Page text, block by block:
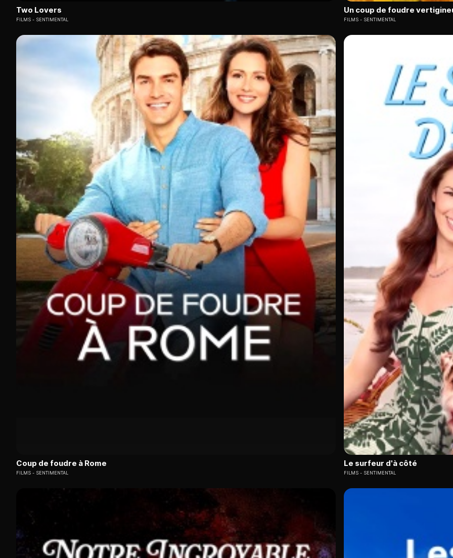
Two Lovers
FILMS SENTIMENTAL
Un coup de foudre
FILMS SENTIMENTAL
Coup de foudre à Rome
FILMS SENTIMENTAL
Le surfeur d'à côté
FILMS SENTIMENTAL